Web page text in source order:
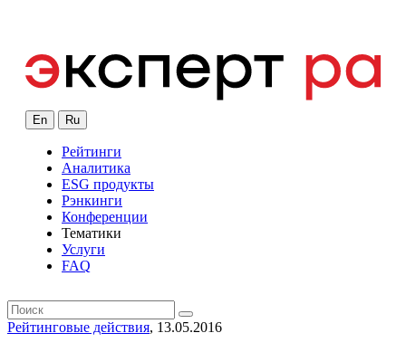
En Ru
Рейтинги
Аналитика
ESG продукты
Рэнкинги
Конференции
Тематики
Услуги
FAQ
Рейтинговые действия, 13.05.2016